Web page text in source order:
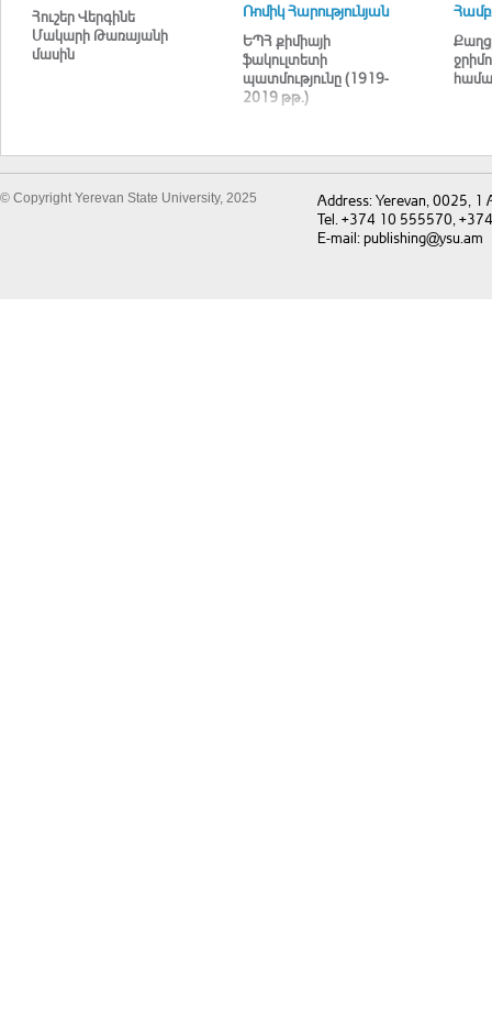
Հուշեր Վերգինե
Մակարի Թառայանի
մասին
Ռոմիկ Հարությունյան
ԵՊՀ քիմիայի
ֆակուլտետի
պատմությունը (1919-
2019 թթ.)
© Copyright Yerevan State University, 2025
Address: Yerevan, 0025, 1
Tel. +374 10 555570,
E-mail: publishing@ysu.am